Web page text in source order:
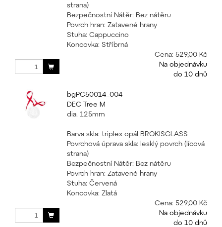
strana)
Bezpečnostní Nátěr: Bez nátěru
Povrch hran: Zatavené hrany
Stuha: Cappuccino
Koncovka: Stříbrná
Cena: 529,00 Kč
Na objednávku
do 10 dnů
bgPC50014_004
DEC Tree M
dia. 125mm
Barva skla: triplex opál BROKISGLASS
Povrchová úprava skla: lesklý povrch (lícová
strana)
Bezpečnostní Nátěr: Bez nátěru
Povrch hran: Zatavené hrany
Stuha: Červená
Koncovka: Zlatá
Cena: 529,00 Kč
Na objednávku
do 10 dnů